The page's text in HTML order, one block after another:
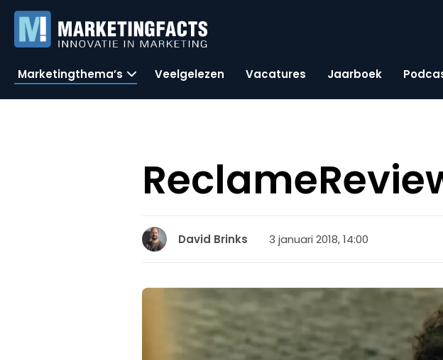
Marketingthema’s Veelgelezen Vacatures Jaarboek
David Brinks 3 januari 2018, 14:00